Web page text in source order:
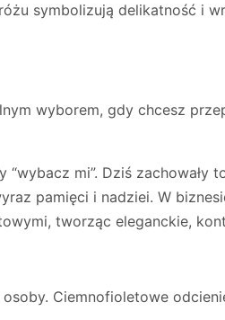
symbolizują delikatność i
wyborem, gdy chcesz
mi”. Dziś
pamięci i nadziei. W
tworząc eleganckie,
Ciemnofioletowe